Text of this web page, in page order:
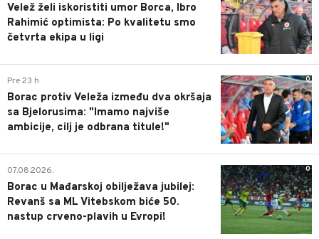
Velež želi iskoristiti umor Borca, Ibro
Rahimić optimista: Po kvalitetu smo
četvrta ekipa u ligi
0
Pre 23 h
Borac protiv Veleža između dva okršaja
sa Bjelorusima: "Imamo najviše
ambicije, cilj je odbrana titule!"
0
07.08.2026.
Borac u Mađarskoj obilježava jubilej:
Revanš sa ML Vitebskom biće 50.
nastup crveno-plavih u Evropi!